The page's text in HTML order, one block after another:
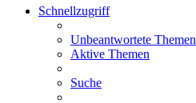
Schnellzugriff
Unbeantwortete Themen
Aktive Themen
Suche